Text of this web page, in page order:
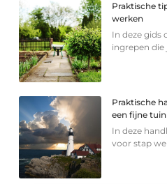
Praktische
werken
In deze gids
ingrepen die
Praktische
een fijne tuin
In deze
voor stap